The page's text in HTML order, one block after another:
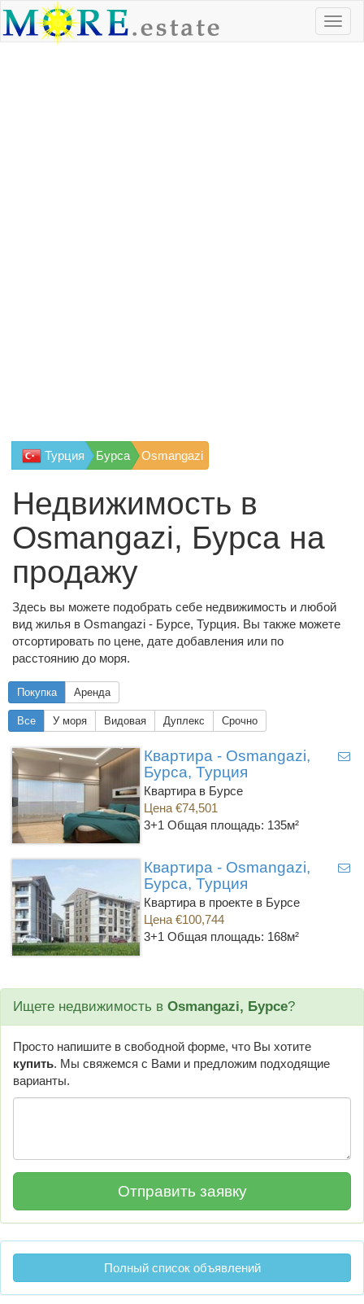
Турция Бурса Osmangazi
Недвижимость в
Osmangazi, Бурса на
продажу
Здесь вы можете подобрать себе недвижимость и любой
вид жилья в Osmangazi - Бурсе, Турция. Вы также можете
отсортировать по цене, дате добавления или по
расстоянию до моря.
Покупка Аренда
Все У моря Видовая Дуплекс Срочно
Квартира - Osmangazi,
Бурса, Турция
Квартира в Бурсе
Цена €74,501
3+1 Общая площадь: 135м²
Квартира - Osmangazi,
Бурса, Турция
Квартира в проекте в Бурсе
Цена €100,744
3+1 Общая площадь: 168м²
Ищете недвижимость в Osmangazi, Бурсе?
Просто напишите в свободной форме, что Вы хотите
купить. Мы свяжемся с Вами и предложим подходящие
варианты.
Полный список объявлений